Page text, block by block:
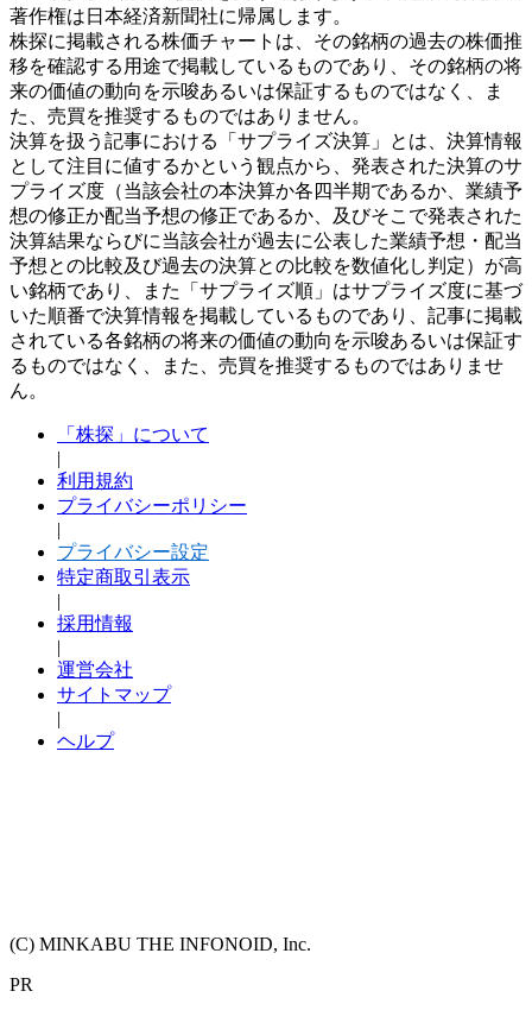
著作権は日本経済新聞社に帰属します。
株探に掲載される株価チャートは、その銘柄の過去の株価推
移を確認する用途で掲載しているものであり、その銘柄の将
来の価値の動向を示唆あるいは保証するものではなく、ま
た、売買を推奨するものではありません。
決算を扱う記事における「サプライズ決算」とは、決算情報
として注目に値するかという観点から、発表された決算のサ
プライズ度（当該会社の本決算か各四半期であるか、業績予
想の修正か配当予想の修正であるか、及びそこで発表された
決算結果ならびに当該会社が過去に公表した業績予想・配当
予想との比較及び過去の決算との比較を数値化し判定）が高
い銘柄であり、また「サプライズ順」はサプライズ度に基づ
いた順番で決算情報を掲載しているものであり、記事に掲載
されている各銘柄の将来の価値の動向を示唆あるいは保証す
るものではなく、また、売買を推奨するものではありませ
ん。
「株探」について
|
利用規約
プライバシーポリシー
|
プライバシー設定
特定商取引表示
|
採用情報
|
運営会社
サイトマップ
|
ヘルプ
(C) MINKABU THE INFONOID, Inc.
PR